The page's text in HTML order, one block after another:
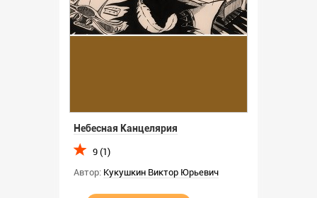
Небесная Канцелярия
9 (1)
Автор: Кукушкин Виктор Юрьевич